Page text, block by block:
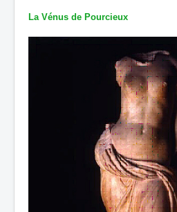
La Vénus de Pourcieux